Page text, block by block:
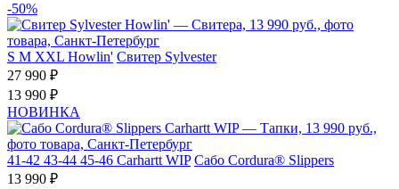
-50%
S M XXL Howlin' Свитер Sylvester
27 990 ₽
13 990 ₽
НОВИНКА
41-42 43-44 45-46 Carhartt WIP Сабо Cordura® Slippers
13 990 ₽